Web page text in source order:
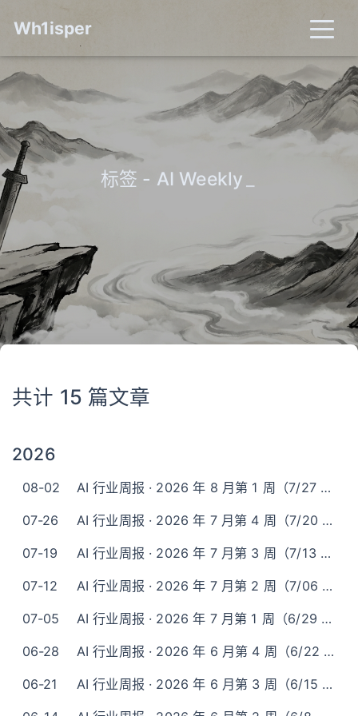
Wh1isper
标签 - AI Weekly
共计 15 篇文章
2026
08-02 AI 行业周报 · 2026 年 8 月第 1 周（7/27 - 8/2）
07-26 AI 行业周报 · 2026 年 7 月第 4 周（7/20 - 7/26）
07-19 AI 行业周报 · 2026 年 7 月第 3 周（7/13 - 7/19）
07-12 AI 行业周报 · 2026 年 7 月第 2 周（7/06 - 7/12）
07-05 AI 行业周报 · 2026 年 7 月第 1 周（6/29 - 7/5）
06-28 AI 行业周报 · 2026 年 6 月第 4 周（6/22 - 6/28）
06-21 AI 行业周报 · 2026 年 6 月第 3 周（6/15 - 6/21）